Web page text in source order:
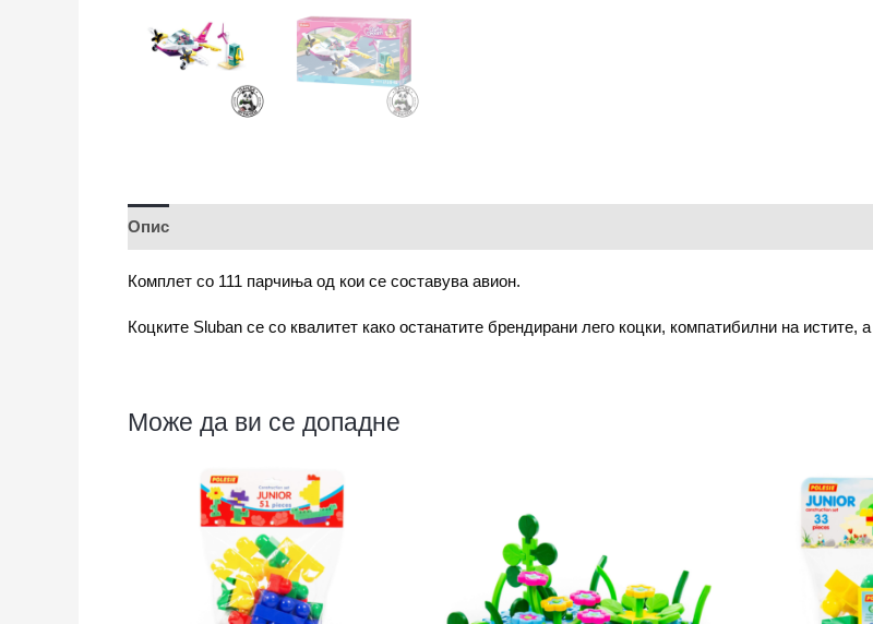
Опис
Комплет со 111 парчиња од кои се составува авион.
Коцките Sluban се со квалитет како останатите брендирани лего коцки, компатибилни на истите,
Може да ви се допадне